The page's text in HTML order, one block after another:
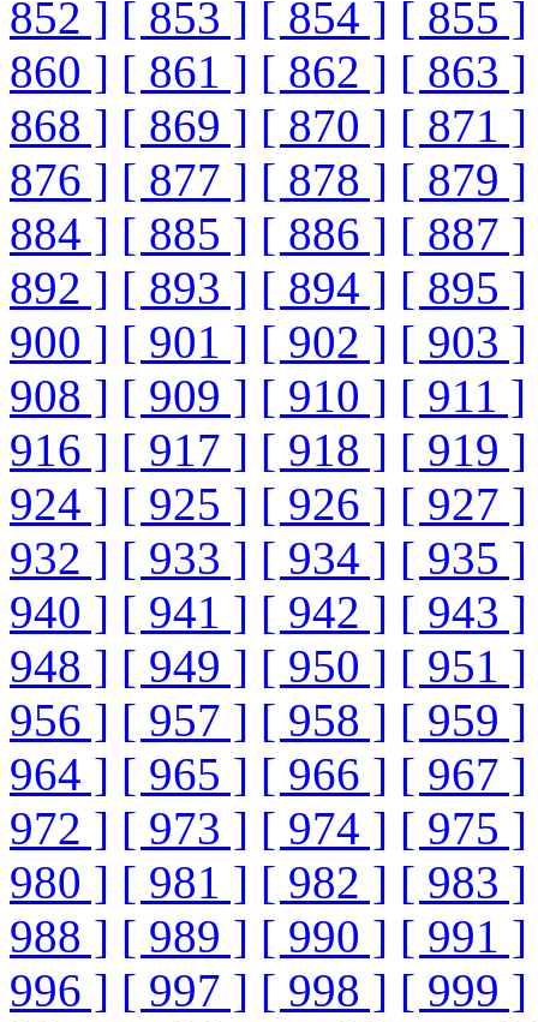
852 ] [ 853 ] [ 854 ] [ 855 ]
860 ] [ 861 ] [ 862 ] [ 863 ]
868 ] [ 869 ] [ 870 ] [ 871 ]
876 ] [ 877 ] [ 878 ] [ 879 ]
884 ] [ 885 ] [ 886 ] [ 887 ]
892 ] [ 893 ] [ 894 ] [ 895 ]
900 ] [ 901 ] [ 902 ] [ 903 ]
908 ] [ 909 ] [ 910 ] [ 911 ]
916 ] [ 917 ] [ 918 ] [ 919 ]
924 ] [ 925 ] [ 926 ] [ 927 ]
932 ] [ 933 ] [ 934 ] [ 935 ]
940 ] [ 941 ] [ 942 ] [ 943 ]
948 ] [ 949 ] [ 950 ] [ 951 ]
956 ] [ 957 ] [ 958 ] [ 959 ]
964 ] [ 965 ] [ 966 ] [ 967 ]
972 ] [ 973 ] [ 974 ] [ 975 ]
980 ] [ 981 ] [ 982 ] [ 983 ]
988 ] [ 989 ] [ 990 ] [ 991 ]
996 ] [ 997 ] [ 998 ] [ 999 ]